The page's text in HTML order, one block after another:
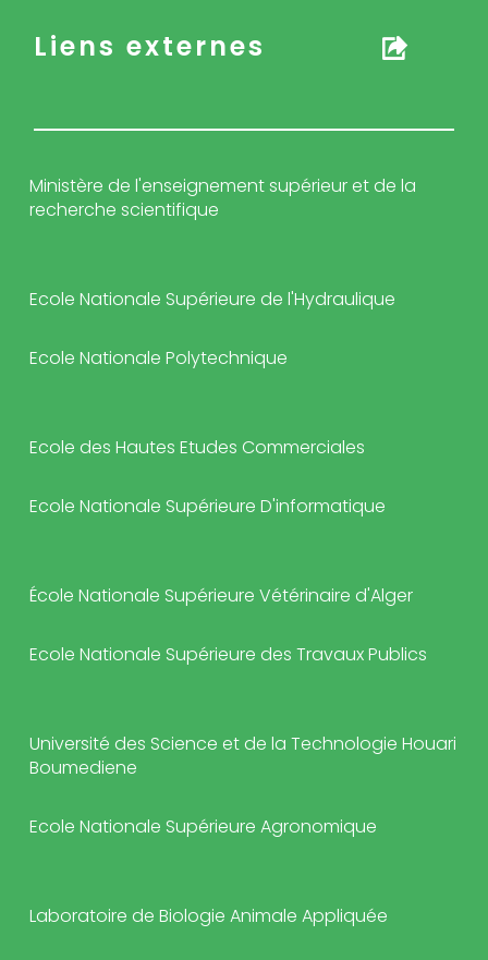
Liens externes
Ministère de l'enseignement supérieur et de la
recherche scientifique
Ecole Nationale Supérieure de l'Hydraulique
Ecole Nationale Polytechnique
Ecole des Hautes Etudes Commerciales
Ecole Nationale Supérieure D'informatique
École Nationale Supérieure Vétérinaire d'Alger
Ecole Nationale Supérieure des Travaux Publics
Université des Science et de la Technologie Houari
Boumediene
Ecole Nationale Supérieure Agronomique
Laboratoire de Biologie Animale Appliquée